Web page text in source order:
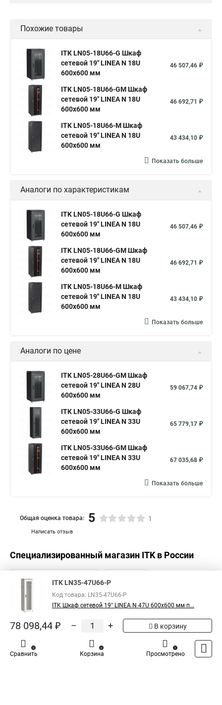
Похожие товары
ITK LN05-18U66-G Шкаф
сетевой 19" LINEA N 18U
600х600 мм
46 507,46 ₽
ITK LN05-18U66-GM Шкаф
сетевой 19" LINEA N 18U
600х600 мм
46 692,71 ₽
ITK LN05-18U66-M Шкаф
сетевой 19" LINEA N 18U
600х600 мм
43 434,10 ₽
Показать больше
Аналоги по характеристикам
ITK LN05-18U66-G Шкаф
сетевой 19" LINEA N 18U
600х600 мм
46 507,46 ₽
ITK LN05-18U66-GM Шкаф
сетевой 19" LINEA N 18U
600х600 мм
46 692,71 ₽
ITK LN05-18U66-M Шкаф
сетевой 19" LINEA N 18U
600х600 мм
43 434,10 ₽
Показать больше
Аналоги по цене
ITK LN05-28U66-GM Шкаф
сетевой 19" LINEA N 28U
600х600 мм
59 067,74 ₽
ITK LN05-33U66-G Шкаф
сетевой 19" LINEA N 33U
600х600 мм
65 779,17 ₽
ITK LN05-33U66-GM Шкаф
сетевой 19" LINEA N 33U
600х600 мм
67 035,68 ₽
Показать больше
Написать отзыв
Общая оценка товара: 5 1
Специализированный магазин ITKв России
ITK LN35-47U66-P
Код товара: LN35-47U66-P
ITK Шкаф сетевой 19" LINEA N 47U 600х600 мм п...
78 098,44 ₽ – + В корзину
Сравнить
0
Корзина
0
Просмотрено
1